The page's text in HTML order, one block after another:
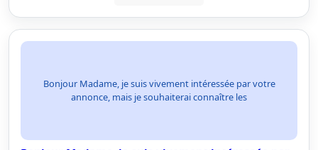
Bonjour Madame, je suis vivement intéressée par votre
annonce, mais je souhaiterai connaître les